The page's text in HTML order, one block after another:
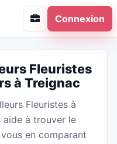
Connexion
Fleuristes
à Treignac
Fleuristes à
aide à trouver le
en comparant